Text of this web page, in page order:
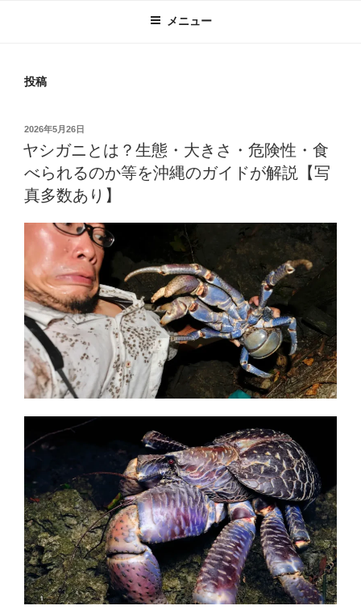
メニュー
投稿
投
稿
日:
2026年5月26日
ヤシガニとは？生態・大きさ・危険性・食
べられるのか等を沖縄のガイドが解説【写
真多数あり】